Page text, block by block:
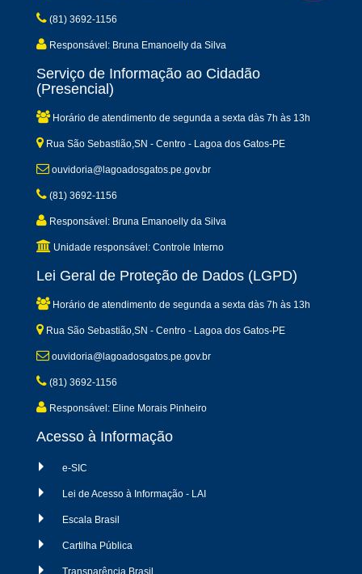
(81) 3692-1156
Responsável: Bruna Emanoelly da Silva
Serviço de Informação ao Cidadão
(Presencial)
Horário de atendimento de segunda a sexta dàs 7h às 13h
Rua São Sebastião,SN - Centro - Lagoa dos Gatos-PE
ouvidoria@lagoadosgatos.pe.gov.br
(81) 3692-1156
Responsável: Bruna Emanoelly da Silva
Unidade responsável: Controle Interno
Lei Geral de Proteção de Dados (LGPD)
Horário de atendimento de segunda a sexta dàs 7h às 13h
Rua São Sebastião,SN - Centro - Lagoa dos Gatos-PE
ouvidoria@lagoadosgatos.pe.gov.br
(81) 3692-1156
Responsável: Eline Morais Pinheiro
Acesso à Informação
e-SIC
Lei de Acesso à Informação - LAI
Escala Brasil
Cartilha Pública
Transparência Brasil